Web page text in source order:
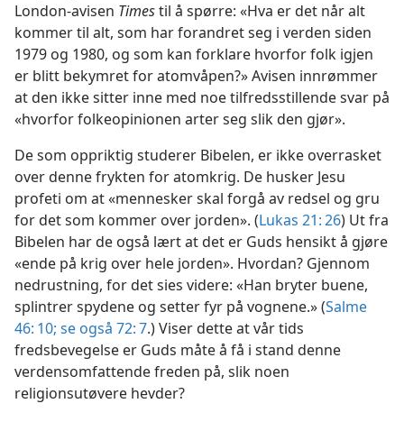
London-avisen Timestil å spørre: «Hva er det når alt
kommer til alt, som har forandret seg i verden siden
1979 og 1980, og som kan forklare hvorfor folk igjen
er blitt bekymret for atomvåpen?» Avisen innrømmer
at den ikke sitter inne med noe tilfredsstillende svar på
«hvorfor folkeopinionen arter seg slik den gjør».
De som oppriktig studerer Bibelen, er ikke overrasket
over denne frykten for atomkrig. De husker Jesu
profeti om at «mennesker skal forgå av redsel og gru
for det som kommer over jorden». (Lukas 21: 26) Ut fra
Bibelen har de også lært at det er Guds hensikt å gjøre
«ende på krig over hele jorden». Hvordan? Gjennom
nedrustning, for det sies videre: «Han bryter buene,
splintrer spydene og setter fyr på vognene.» (Salme
46: 10; se også 72: 7.) Viser dette at vår tids
fredsbevegelse er Guds måte å få i stand denne
verdensomfattende freden på, slik noen
religionsutøvere hevder?